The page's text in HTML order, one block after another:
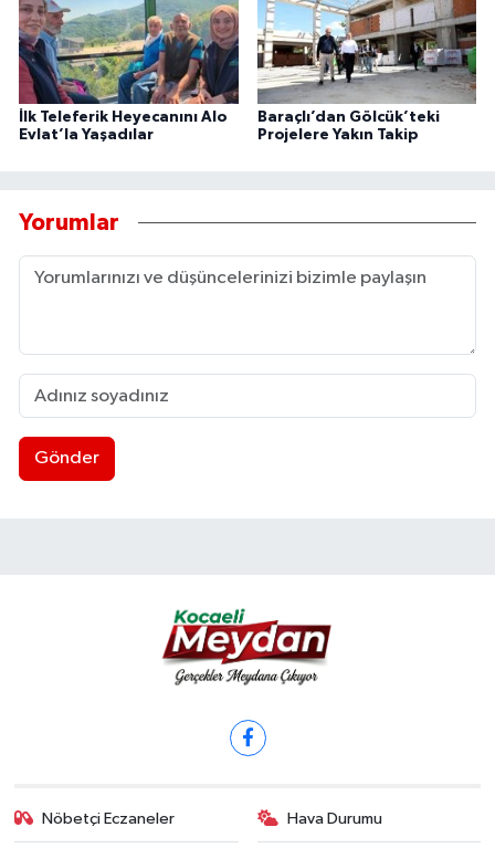
İlk Teleferik Heyecanını Alo
Evlat’la Yaşadılar
Baraçlı’dan Gölcük’teki
Projelere Yakın Takip
Yorumlar
Gönder
Nöbetçi Eczaneler Hava Durumu